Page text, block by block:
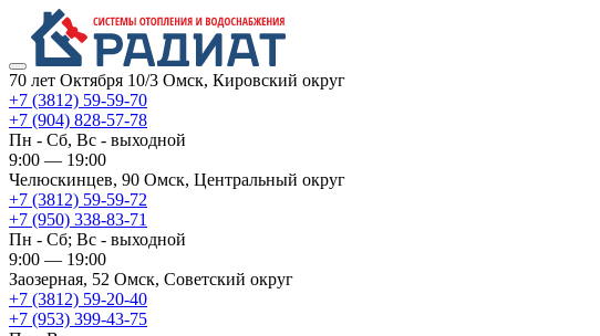
70 лет Октября 10/3 Омск, Кировский округ
+7 (3812) 59-59-70
+7 (904) 828-57-78
Пн - Сб, Вс - выходной
9:00 — 19:00
Челюскинцев, 90 Омск, ​Центральный округ
+7 (3812) 59-59-72
+7 (950) 338-83-71
Пн - Сб; Вс - выходной
9:00 — 19:00
Заозерная, 52 Омск, ​Советский округ
+7 (3812) 59-20-40
+7 (953) 399-43-75